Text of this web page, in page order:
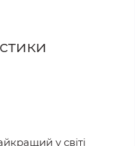
у світі